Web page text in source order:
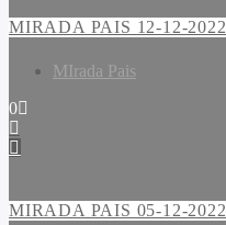
MIRADA PAIS 12-12-2022
MIrada Pais
0
MIRADA PAIS 05-12-2022